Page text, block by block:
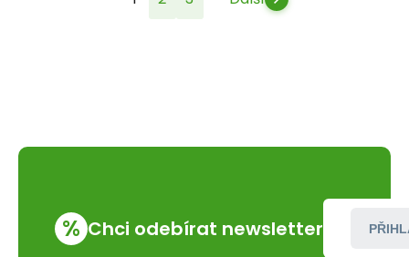
% Chci odebírat newsletter